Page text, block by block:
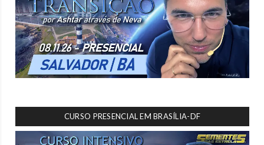
CURSO PRESENCIAL EM BRASÍLIA-DF